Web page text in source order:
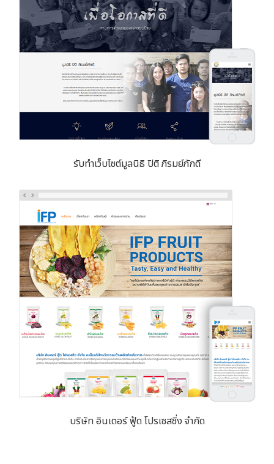
รับทำเว็บไซต์มูลนิธิ ปิติ ภิรมย์ภักดี
บริษัท อินเตอร์ ฟู้ด โปรเซสซิ่ง จำกัด